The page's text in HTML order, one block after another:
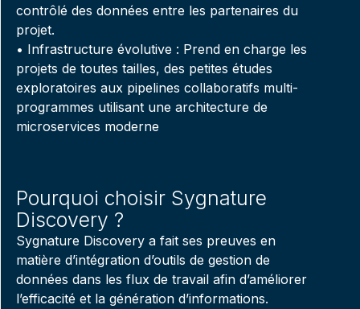
contrôlé des données entre les partenaires du
projet.
• Infrastructure évolutive : Prend en charge les
projets de toutes tailles, des petites études
exploratoires aux pipelines collaboratifs multi-
programmes utilisant une architecture de
microservices moderne
Pourquoi choisir Sygnature
Discovery ?
Sygnature Discovery a fait ses preuves en
matière d’intégration d’outils de gestion de
données dans les flux de travail afin d’améliorer
l’efficacité et la génération d’informations.